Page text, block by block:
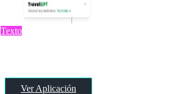
Texto
Ver Aplicación